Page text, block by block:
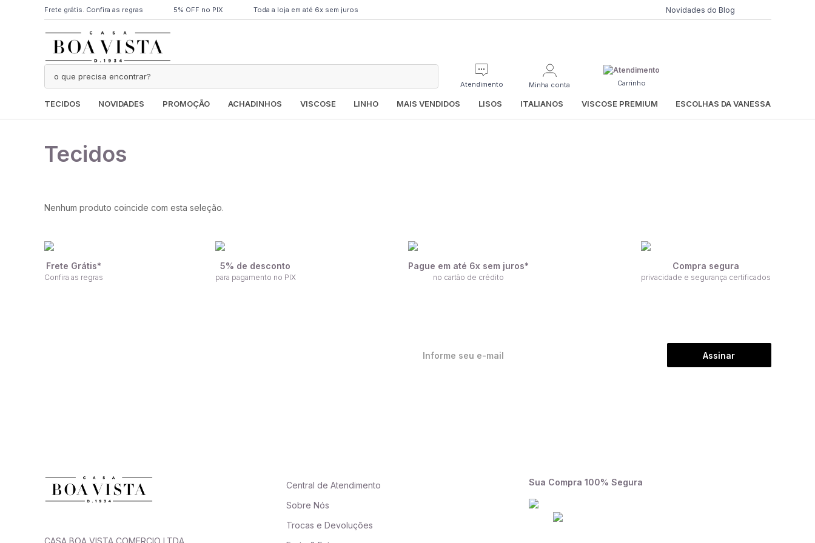
Frete grátis. Confira as regras 5% OFF no PIX Toda a loja em até 6x sem juros Novidades do Blog
Atendimento Minha conta Carrinho
TECIDOS NOVIDADES PROMOÇÃO ACHADINHOS VISCOSE LINHO MAIS VENDIDOS LISOS ITALIANOS VISCOSE PREMIUM ESCOLHAS DA VANESSA
Tecidos
Nenhum produto coincide com esta seleção.
Frete Grátis*
Confira as regras
5% de desconto
para pagamento no PIX
Pague em até 6x sem juros*
no cartão de crédito
Compra segura
privacidade e segurança certificados
Assinar
Central de Atendimento
Sobre Nós
Trocas e Devoluções
Sua Compra 100% Segura